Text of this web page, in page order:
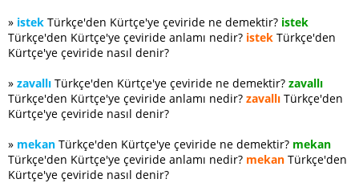
» istek Türkçe'den Kürtçe'ye çeviride ne demektir? istek
Türkçe'den Kürtçe'ye çeviride anlamı nedir? istek Türkçe'den
Kürtçe'ye çeviride nasıl denir?
» zavallı Türkçe'den Kürtçe'ye çeviride ne demektir? zavallı
Türkçe'den Kürtçe'ye çeviride anlamı nedir? zavallı Türkçe'den
Kürtçe'ye çeviride nasıl denir?
» mekan Türkçe'den Kürtçe'ye çeviride ne demektir? mekan
Türkçe'den Kürtçe'ye çeviride anlamı nedir? mekan Türkçe'den
Kürtçe'ye çeviride nasıl denir?